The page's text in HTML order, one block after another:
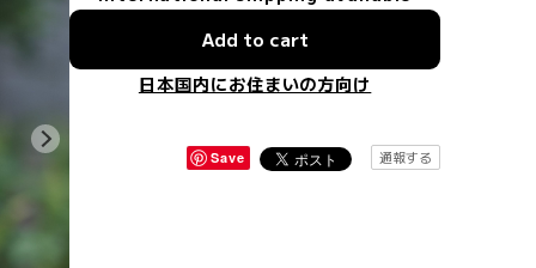
Add to cart
日本国内にお住まいの方向け
Save 通報する